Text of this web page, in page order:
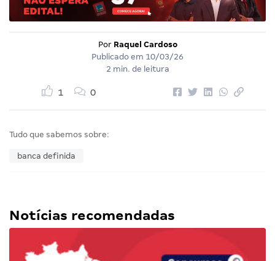
Por Raquel Cardoso
Publicado em 10/03/26
2 min. de leitura
1 0
Tudo que sabemos sobre:
banca definida
Notícias recomendadas